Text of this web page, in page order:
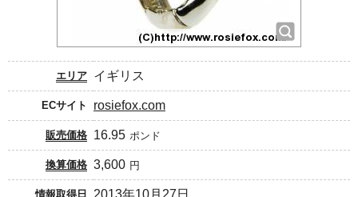
エリア イギリス
ECサイト rosiefox.com
販売価格 16.95 ポンド
換算価格 3,600 円
情報取得日 2013年10月27日